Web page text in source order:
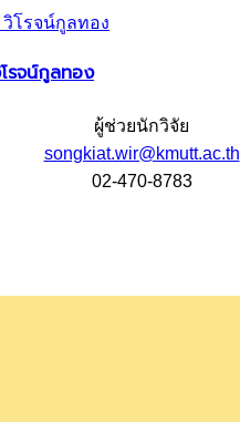
รจน์กูลทอง
ผู้ช่วยนักวิจัย
songkiat.wir@kmutt.ac.th
02-470-8783